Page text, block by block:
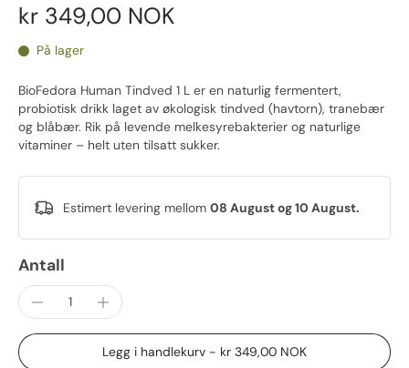
kr 349,00 NOK
På lager
BioFedora Human Tindved 1 L er en naturlig fermentert,
probiotisk drikk laget av økologisk tindved (havtorn), tranebær
og blåbær. Rik på levende melkesyrebakterier og naturlige
vitaminer – helt uten tilsatt sukker.
Estimert levering mellom 08 August og 10 August.
Antall
Legg i handlekurv - kr 349,00 NOK